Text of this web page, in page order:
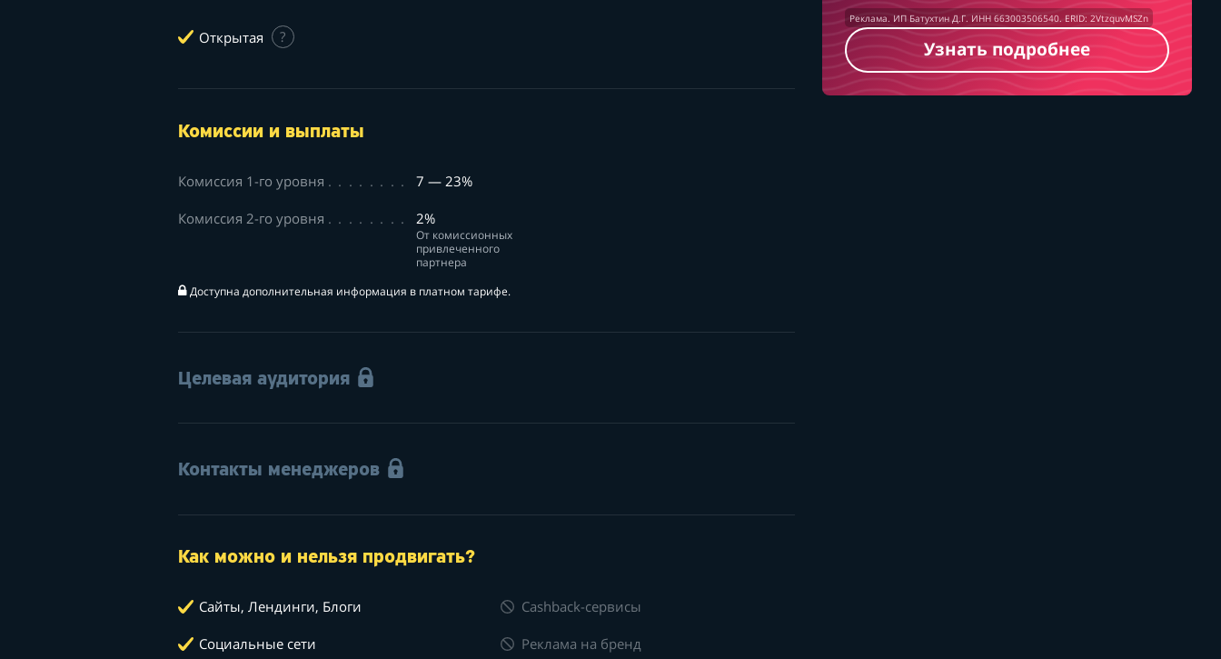
Открытая ?
Комиссии и выплаты
Комиссия 1-го уровня 7 — 23%
Комиссия 2-го уровня 2%
От комиссионных
привлеченного
партнера
Доступна дополнительная информация в платном тарифе.
Целевая аудитория
Контакты менеджеров
Как можно и нельзя продвигать?
Сайты, Лендинги, Блоги
Социальные сети
Cashback-сервисы
Реклама на бренд
Реклама. ИП Батухтин Д.Г. ИНН 663003506540. ERID: 2VtzquvMSZn
Узнать подробнее